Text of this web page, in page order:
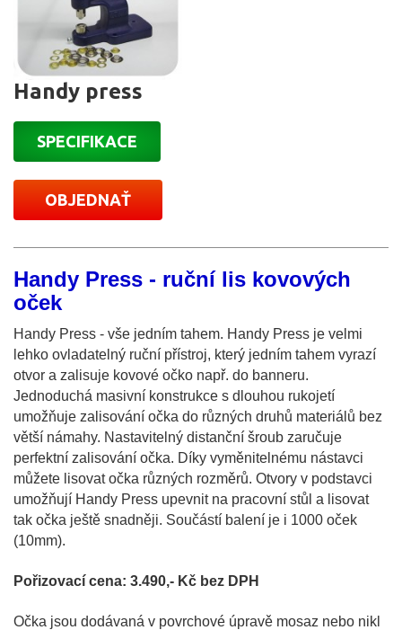
Handy press
SPECIFIKACE
OBJEDNAŤ
Handy Press - ruční lis kovových
oček
Handy Press - vše jedním tahem. Handy Press je velmi
lehko ovladatelný ruční přístroj, který jedním tahem vyrazí
otvor a zalisuje kovové očko např. do banneru.
Jednoduchá masivní konstrukce s dlouhou rukojetí
umožňuje zalisování očka do různých druhů materiálů bez
větší námahy. Nastavitelný distanční šroub zaručuje
perfektní zalisování očka. Díky vyměnitelnému nástavci
můžete lisovat očka různých rozměrů. Otvory v podstavci
umožňují Handy Press upevnit na pracovní stůl a lisovat
tak očka ještě snadněji. Součástí balení je i 1000 oček
(10mm).
Pořizovací cena: 3.490,- Kč bez DPH
Očka jsou dodávaná v povrchové úpravě mosaz nebo nikl